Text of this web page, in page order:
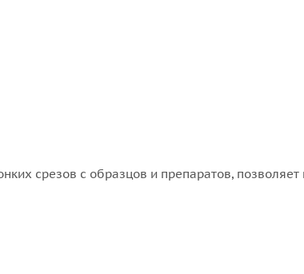
срезов с образцов и препаратов,